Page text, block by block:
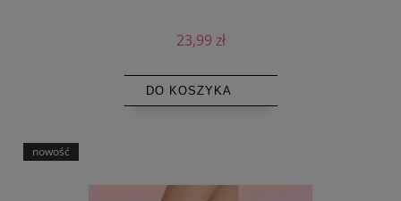
23,99 zł
DO KOSZYKA
nowość